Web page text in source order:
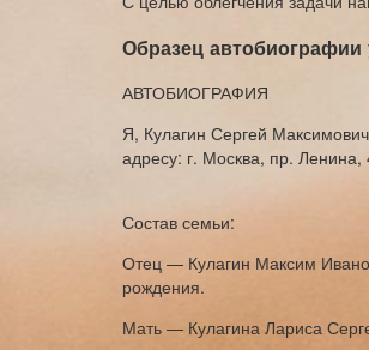
Образец автобиографии
АВТОБИОГРАФИЯ
Я, Кулагин Сергей
адресу: г. Москва, пр. Ленина,
Состав семьи:
Отец — Кулагин Максим
рождения.
Мать — Кулагина Лариса